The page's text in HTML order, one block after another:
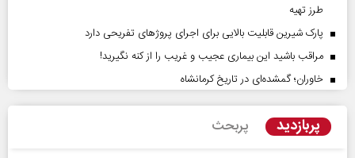
طرز تهیه
پارک شیرین قابلیت‌ بالایی برای اجرای پروژهای تفریحی دارد
مراقب باشید این بیماری عجیب و غریب را از کنه نگیرید!
خاوران؛ گمشده‌ای در تاریخ کرمانشاه
پربازدید پربحث